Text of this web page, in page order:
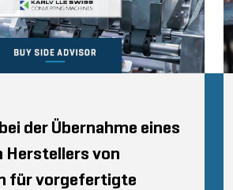
der Übernahme eines
Herstellers von
für vorgefertigte